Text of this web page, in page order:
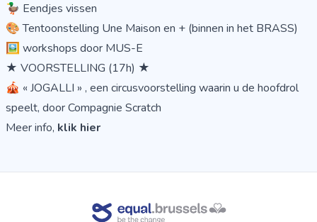
🦆 Eendjes vissen
🎨 Tentoonstelling Une Maison en + (binnen in het BRASS)
🖼️ workshops door MUS-E
★ VOORSTELLING (17h) ★
🎪 « JOGALLI » , een circusvoorstelling waarin u de hoofdrol
speelt, door Compagnie Scratch
Meer info, klik hier